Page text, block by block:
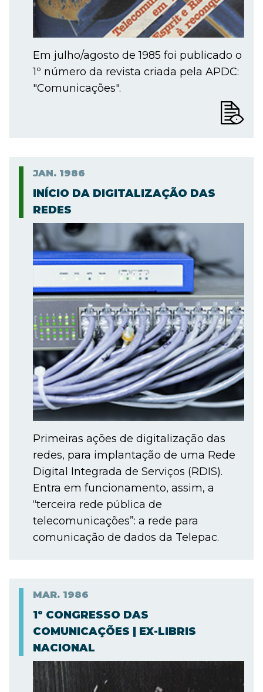
Em julho/agosto de 1985 foi publicado o
1º número da revista criada pela APDC:
"Comunicações".
JAN. 1986
INÍCIO DA DIGITALIZAÇÃO DAS
REDES
Primeiras ações de digitalização das
redes, para implantação de uma Rede
Digital Integrada de Serviços (RDIS).
Entra em funcionamento, assim, a
“terceira rede pública de
telecomunicações”: a rede para
comunicação de dados da Telepac.
MAR. 1986
1º CONGRESSO DAS
COMUNICAÇÕES | EX-LIBRIS
NACIONAL